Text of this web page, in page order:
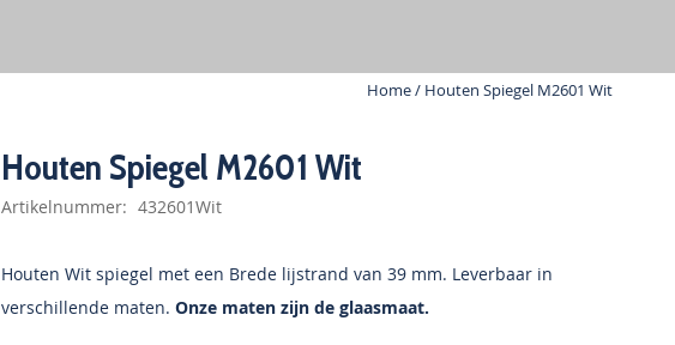
Home Houten Spiegel M2601 Wit
Houten Spiegel M2601 Wit
Artikelnummer 432601Wit
Houten Wit spiegel met een Brede lijstrand van 39 mm. Leverbaar in
verschillende maten. Onze maten zijn de glaasmaat.